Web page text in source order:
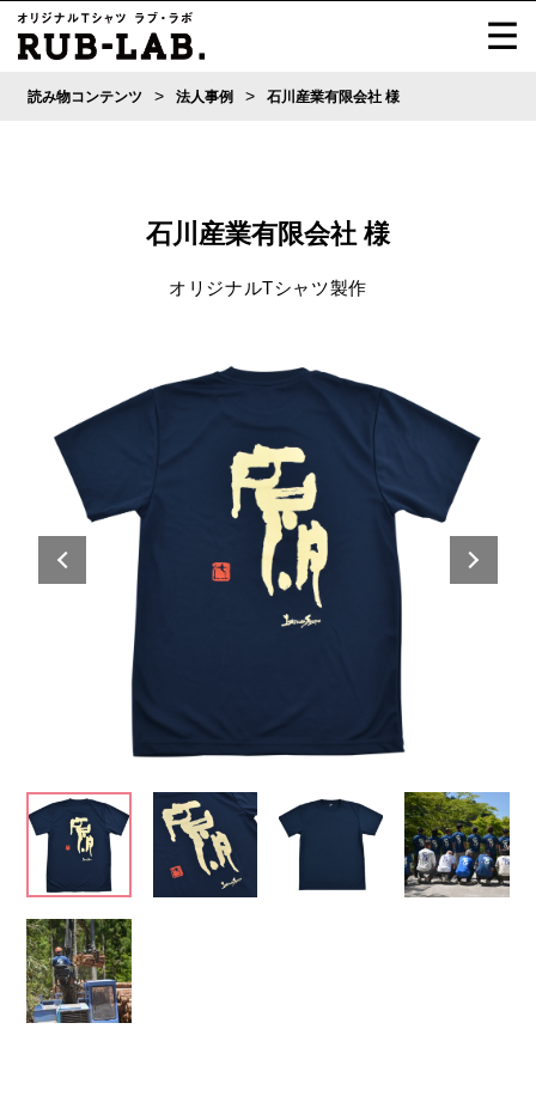
読み物コンテンツ > 法人事例 > 石川産業有限会社 様
石川産業有限会社 様
オリジナルTシャツ製作